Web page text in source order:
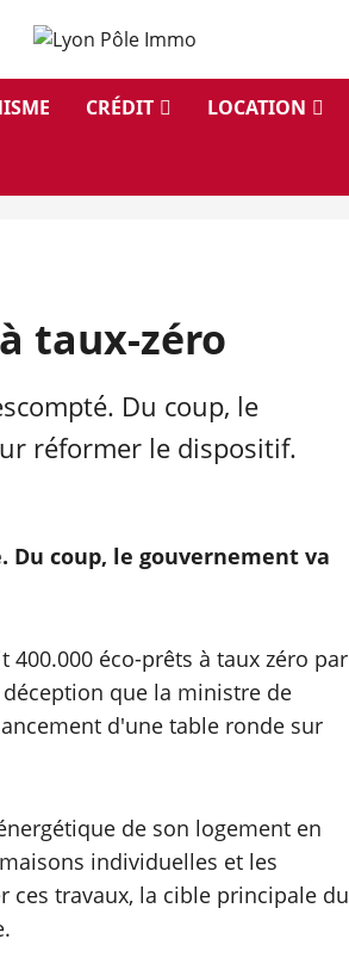
CRÉDIT LOCATION
taux-zéro
Du coup, le
réformer le dispositif.
Du coup, le gouvernement va
éco-prêts à taux zéro par
que la ministre de
d'une table ronde sur
de son logement en
individuelles et les
travaux, la cible principale du